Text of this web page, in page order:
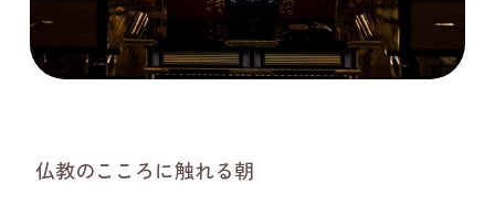
仏教のこころに触れる朝